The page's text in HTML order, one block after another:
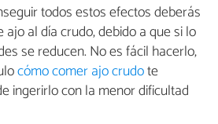
todos estos efectos deberás
al día crudo, debido a que si lo
se reducen. No es fácil hacerlo,
cómo comer ajo crudote
ingerirlo con la menor dificultad